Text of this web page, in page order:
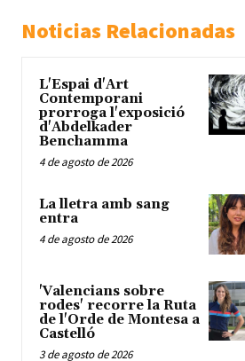
Noticias Relacionadas
L'Espai d'Art
Contemporani
prorroga l'exposició
d'Abdelkader
Benchamma
4 de agosto de 2026
La lletra amb sang
entra
4 de agosto de 2026
'Valencians sobre
rodes' recorre la Ruta
de l'Orde de Montesa a
Castelló
3 de agosto de 2026